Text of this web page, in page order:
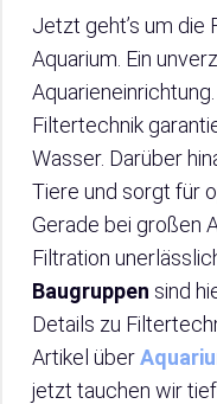
Jetzt geht’s um die
Aquarium. Ein
Filtertechnik
Wasser. Darüber
Tiere und sorgt für
Gerade bei großen
Filtration
Baugruppen sind
Details zu
Artikel über
jetzt tauchen wir